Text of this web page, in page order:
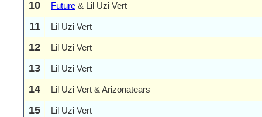
10 Future & Lil Uzi Vert
11 Lil Uzi Vert
12 Lil Uzi Vert
13 Lil Uzi Vert
14 Lil Uzi Vert & Arizonatears
15 Lil Uzi Vert